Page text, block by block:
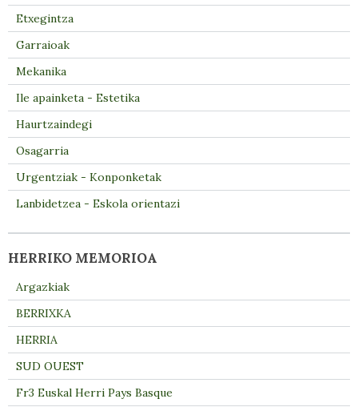
Etxegintza
Garraioak
Mekanika
Ile apainketa - Estetika
Haurtzaindegi
Osagarria
Urgentziak - Konponketak
Lanbidetzea - Eskola orientazi
HERRIKO MEMORIOA
Argazkiak
BERRIXKA
HERRIA
SUD OUEST
Fr3 Euskal Herri Pays Basque